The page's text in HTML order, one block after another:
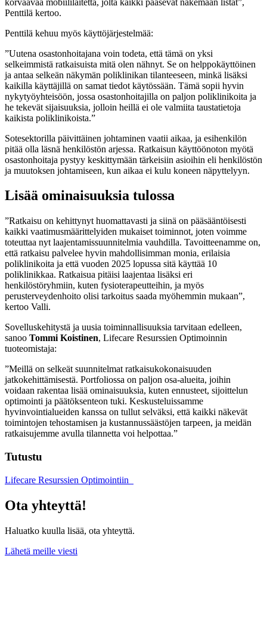
Penttilä kertoo.
Penttilä kehuu myös käyttöjärjestelmää:
”Uutena osastonhoitajana voin todeta, että tämä on yksi
selkeimmistä ratkaisuista mitä olen nähnyt. Se on helppokäyttöinen
ja antaa selkeän näkymän poliklinikan tilanteeseen, minkä lisäksi
kaikilla käyttäjillä on samat tiedot käytössään. Tämä sopii hyvin
nykytyöyhteisöön, jossa osastonhoitajilla on paljon poliklinikoita ja
he tekevät sijaisuuksia, jolloin heillä ei ole valmiita taustatietoja
kaikista poliklinikoista.”
Sotesektorilla päivittäinen johtaminen vaatii aikaa, ja esihenkilön
pitää olla läsnä henkilöstön arjessa. Ratkaisun käyttöönoton myötä
osastonhoitaja pystyy keskittymään tärkeisiin asioihin eli henkilöstön
ja muutoksen johtamiseen, kun aikaa ei kulu koneen näpyttelyyn.
Lisää ominaisuuksia tulossa
”Ratkaisu on kehittynyt huomattavasti ja siinä on pääsääntöisesti
kaikki vaatimusmäärittelyiden mukaiset toiminnot, joten voimme
toteuttaa nyt laajentamissuunnitelmia vauhdilla. Tavoitteenamme on,
että ratkaisu palvelee hyvin mahdollisimman monia, erilaisia
poliklinikoita ja että vuoden 2025 lopussa sitä käyttää 10
poliklinikkaa. Ratkaisua pitäisi laajentaa lisäksi eri
henkilöstöryhmiin, kuten fysioterapeutteihin, ja myös
perusterveydenhoito olisi tarkoitus saada myöhemmin mukaan”,
kertoo Valli.
Sovelluskehitystä ja uusia toiminnallisuuksia tarvitaan edelleen,
sanoo Tommi Koistinen, Lifecare Resurssien Optimoinnin
tuoteomistaja:
”Meillä on selkeät suunnitelmat ratkaisukokonaisuuden
jatkokehittämisestä. Portfoliossa on paljon osa-alueita, joihin
voidaan rakentaa lisää ominaisuuksia, kuten ennusteet, sijoittelun
optimointi ja päätöksenteon tuki. Keskusteluissamme
hyvinvointialueiden kanssa on tullut selväksi, että kaikki näkevät
toimintojen tehostamisen ja kustannussäästöjen tarpeen, ja meidän
ratkaisujemme avulla tilannetta voi helpottaa.”
Tutustu
Lifecare Resurssien Optimointiin
Ota yhteyttä!
Haluatko kuulla lisää, ota yhteyttä.
Lähetä meille viesti